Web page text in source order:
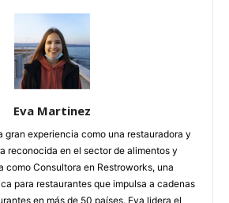
Eva Martinez
gran experiencia como una restauradora y
reconocida en el sector de alimentos y
como Consultora en Restroworks, una
para restaurantes que impulsa a cadenas
en más de 50 países. Eva lidera el